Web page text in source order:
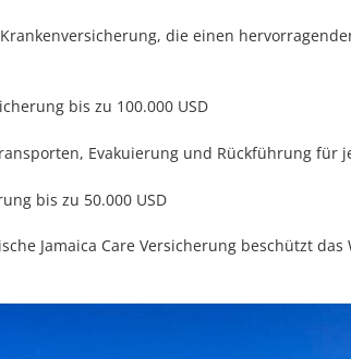
die einen
bis zu 100.000 USD
Evakuierung und Rückführung
bis zu 50.000 USD
Jamaica Care Versicherung beschützt